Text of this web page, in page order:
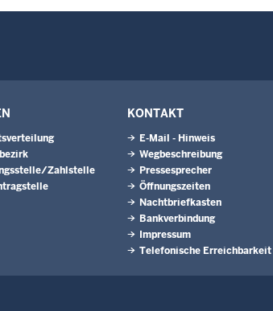
Zahlstelle
KONTAKT
E-Mail - Hinweis
Wegbeschreibung
Pressesprecher
Öffnungszeiten
Nachtbriefkasten
Bankverbindung
Impressum
Telefonische Erreichbarkeit